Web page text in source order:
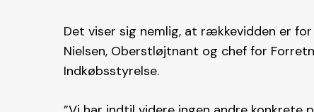
Det viser sig nemlig, at rækkevidden er
Nielsen, Oberstløjtnant og chef for
Indkøbsstyrelse.